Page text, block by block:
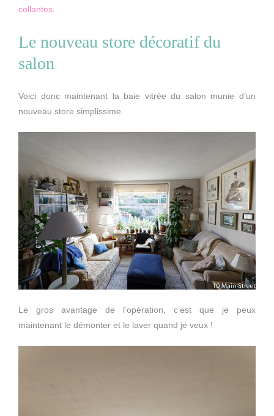
collantes
Le nouveau store décoratif du
salon
Voici donc maintenant la baie vitrée du salon munie d’un
nouveau store simplissime.
Le gros avantage de l’opération, c’est que je peux
maintenant le démonter et le laver quand je veux !